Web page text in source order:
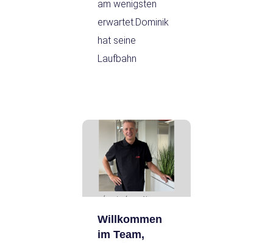
am wenigsten
erwartet.Dominik
hat seine
Laufbahn
Willkommen
im Team,